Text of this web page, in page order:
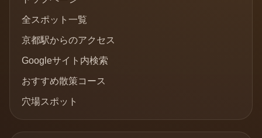
全スポット一覧
京都駅からのアクセス
Googleサイト内検索
おすすめ散策コース
穴場スポット